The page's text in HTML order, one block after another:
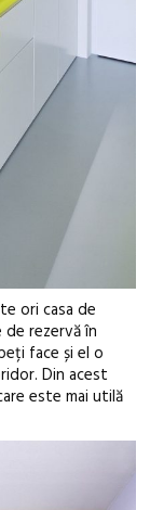
ori casa de
rezervă în
face și el o
Din acest
este mai utilă